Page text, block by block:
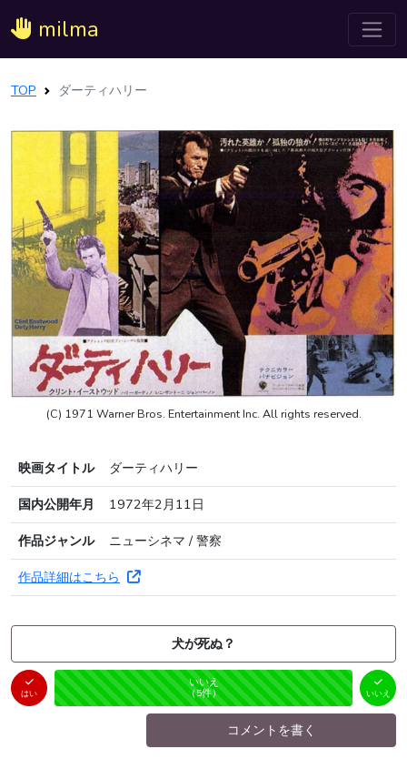
milma
TOP ダーティハリー
(C) 1971 Warner Bros. Entertainment Inc. All rights reserved.
映画タイトル
ダーティハリー
国内公開年月
1972年2月11日
作品ジャンル
ニューシネマ / 警察
作品詳細はこちら
犬が死ぬ？
はい
はい
（0件）
未投票
いいえ
（5件） いいえ
コメントを書く